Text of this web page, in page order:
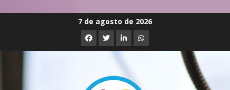
7 de agosto de 2026
Facebook
TwitterLinkedinWhatsapp